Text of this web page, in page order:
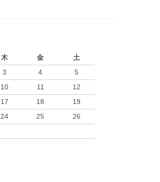
木 金
土
3 4
5
10 11
12
17 18
19
24 25
26